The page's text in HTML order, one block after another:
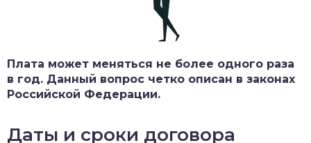
Плата может меняться не более одного раза
в год. Данный вопрос четко описан в законах
Российской Федерации.
Даты и сроки договора